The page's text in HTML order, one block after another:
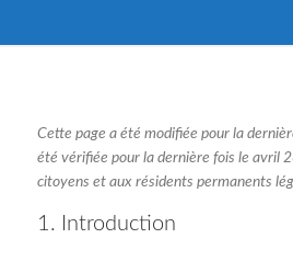
Cette page a été modifiée pour la
été vérifiée pour la dernière fois le avril
citoyens et aux résidents permanents
1. Introduction